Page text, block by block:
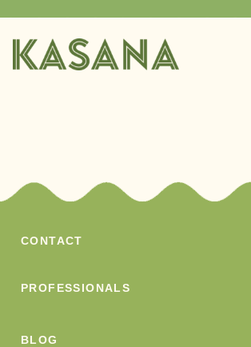
CONTACT
PROFESSIONALS
BLOG